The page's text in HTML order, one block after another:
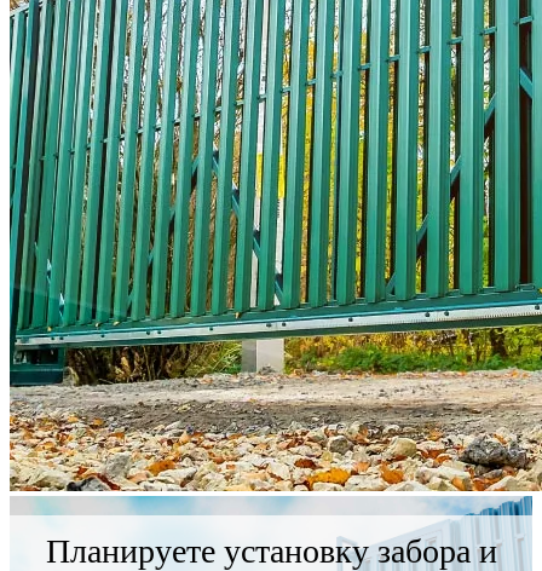
Планируете установку забора и